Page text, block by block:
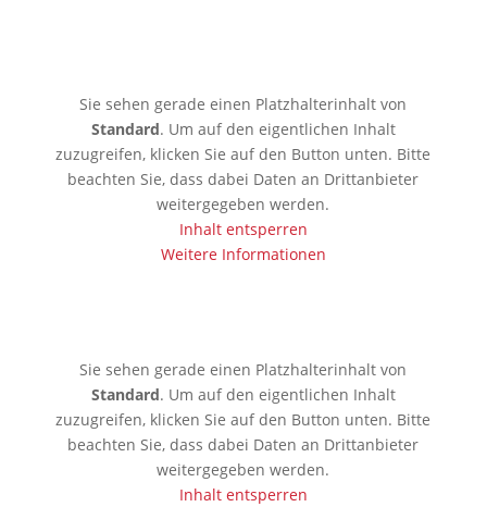
Sie sehen gerade einen Platzhalterinhalt von
Standard. Um auf den eigentlichen Inhalt
zuzugreifen, klicken Sie auf den Button unten. Bitte
beachten Sie, dass dabei Daten an Drittanbieter
weitergegeben werden.
Inhalt entsperren
Weitere Informationen
Sie sehen gerade einen Platzhalterinhalt von
Standard. Um auf den eigentlichen Inhalt
zuzugreifen, klicken Sie auf den Button unten. Bitte
beachten Sie, dass dabei Daten an Drittanbieter
weitergegeben werden.
Inhalt entsperren